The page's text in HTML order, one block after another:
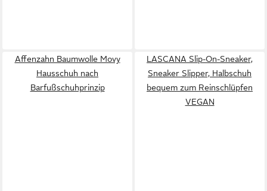
Affenzahn Baumwolle Movy
Hausschuh nach
Barfußschuhprinzip
LASCANA Slip-On-Sneaker,
Sneaker Slipper, Halbschuh
bequem zum Reinschlüpfen
VEGAN